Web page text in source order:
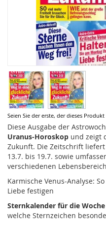
Seien Sie der erste, der dieses
Diese Ausgabe der
Uranus-Horoskop und zeigt
Zukunft. Die Zeitschrift
13.7. bis 19.7. sowie
verschiedenen
Karmische Venus-Analyse:
Liebe festigen
Sternkalender für die Woche
welche Sternzeichen
Zum
Anfang
der
Bildergalerie
springen